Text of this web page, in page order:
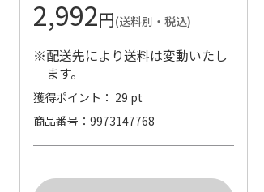
2,992円(送料別・税込)
※配送先により送料は変動いたし
ます。
獲得ポイント： 29 pt
商品番号
9973147768